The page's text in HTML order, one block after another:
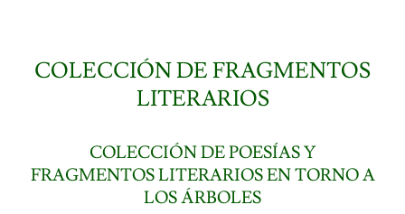
COLECCIÓN DE FRAGMENTOS
LITERARIOS
COLECCIÓN DE POESÍAS Y
FRAGMENTOS LITERARIOS EN TORNO A
LOS ÁRBOLES